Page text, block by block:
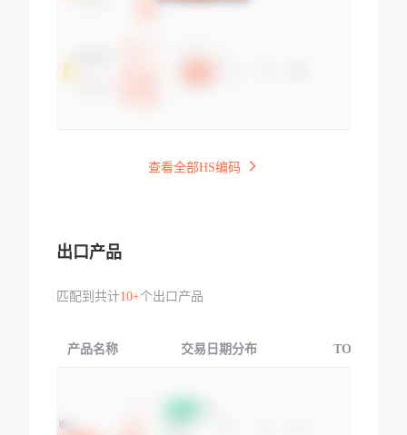
查看全部HS编码
出口产品
匹配到共计10+个出口产品
产品名称 交易日期分布 TOP3交易国